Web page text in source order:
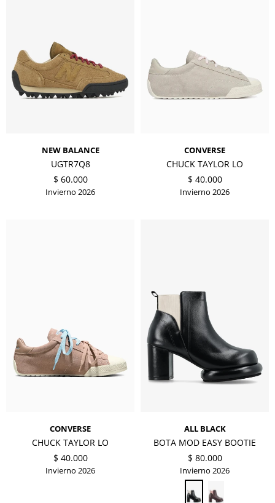
NEW BALANCE
UGTR7Q8
$ 60.000
Invierno 2026
CONVERSE
CHUCK TAYLOR LO
$ 40.000
Invierno 2026
CONVERSE
CHUCK TAYLOR LO
$ 40.000
Invierno 2026
ALL BLACK
BOTA MOD EASY BOOTIE
$ 80.000
Invierno 2026